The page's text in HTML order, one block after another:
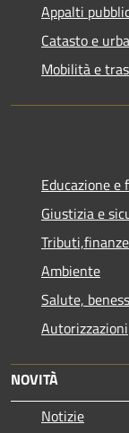
Appalti
Catasto e
Mobilità e
Educazione e
Giustizia e
Ambiente
Salute,
Autorizzazioni
NOVITÀ
Notizie